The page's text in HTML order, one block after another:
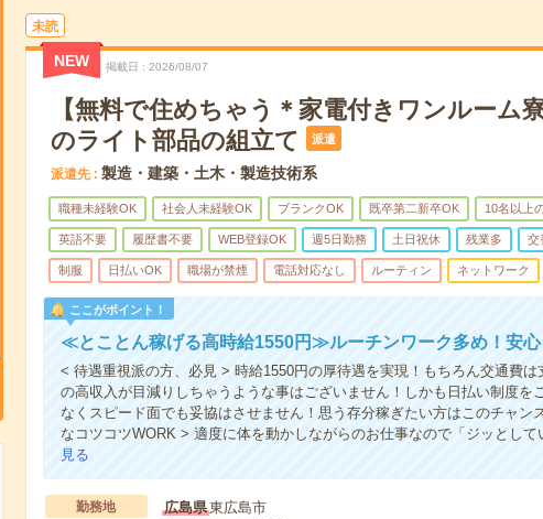
未読
NEW 掲載日 2026/08/07
【無料で住めちゃう＊家電付きワンルーム
のライト部品の組立て
派遣
派遣先 製造・建築・土木・製造技術系
職種未経験OK 社会人未経験OK ブランクOK 既卒第二新卒OK 10名以上
英語不要 履歴書不要 WEB登録OK 週5日勤務 土日祝休 残業多 交
制服 日払いOK 職場が禁煙 電話対応なし ルーティン ネットワーク
ここがポイント！
≪とことん稼げる高時給1550円≫ルーチンワーク多め！安心
< 待遇重視派の方、必見 > 時給1550円の厚待遇を実現！もちろん交通費は
の高収入が目減りしちゃうような事はございません！しかも日払い制度を
なくスピード面でも妥協はさせません！思う存分稼ぎたい方はこのチャン
なコツコツWORK > 適度に体を動かしながらのお仕事なので「ジッとし
見る
勤務地 広島県東広島市